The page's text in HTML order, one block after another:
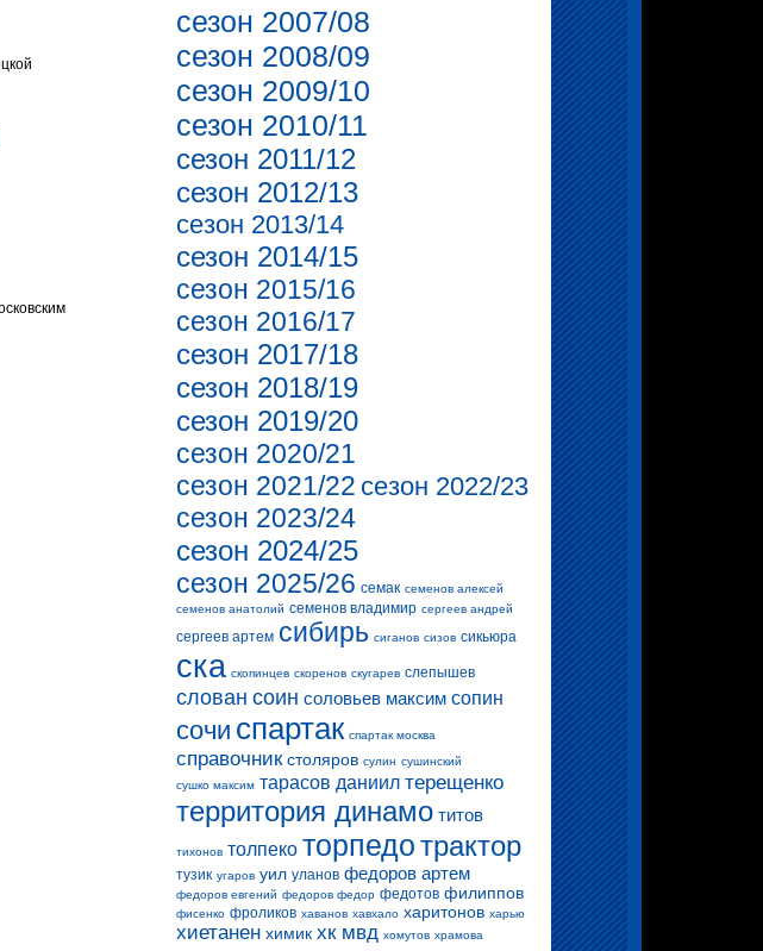
сезон 2007/08
сезон 2008/09
сезон 2009/10
сезон 2010/11
сезон 2011/12
сезон 2012/13
сезон 2013/14
сезон 2014/15
сезон 2015/16
сезон 2016/17
сезон 2017/18
сезон 2018/19
сезон 2019/20
сезон 2020/21
сезон 2021/22 сезон 2022/23
сезон 2023/24
сезон 2024/25
сезон 2025/26 семак семенов алексей
семенов анатолий семенов владимир сергеев андрей
сергеев артем сибирь сиганов сизов сикьюра
ска скопинцев скоренов скугарев слепышев
слован соин соловьев максим сопин
сочи спартак спартак москва
справочник столяров сулин сушинский
сушко максим тарасов даниил терещенко
территория динамо титов
тихонов толпеко торпедотрактор
тузик угаров уил уланов федоров артем
федоров евгений федоров федор федотов филиппов
фисенко фроликов хаванов хавхало харитонов харью
хиетанен химик хк мвд хомутов храмова